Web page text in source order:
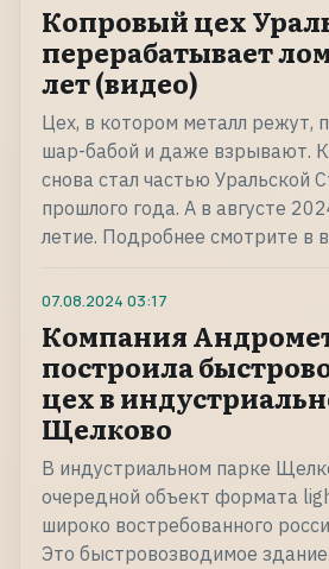
Копровый цех
перерабатывает
лет (видео)
Цех, в котором металл режут,
шар-бабой и даже взрывают.
снова стал частью Уральской
прошлого года. А в августе
летие. Подробнее смотрите в
07.08.2024 03:17
Компания
построила
цех в
Щелково
В индустриальном парке
очередной объект формата
широко востребованного
Это быстровозводимое